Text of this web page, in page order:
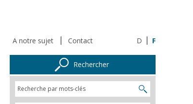
A notre sujet Contact D F
Rechercher